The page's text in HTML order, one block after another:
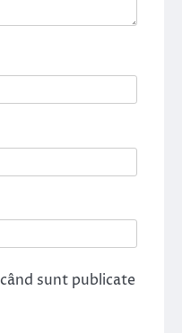
sunt publicate